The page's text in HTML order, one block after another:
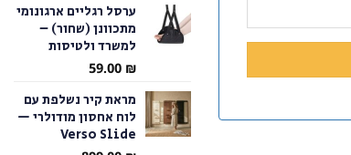
ערסל רגליים ארגונומי
מתכוונן (שחור) –
למשרד ולטיסות
59.00 ₪
מראת קיר נשלפת עם
לוח אחסון מודולרי —
Verso Slide